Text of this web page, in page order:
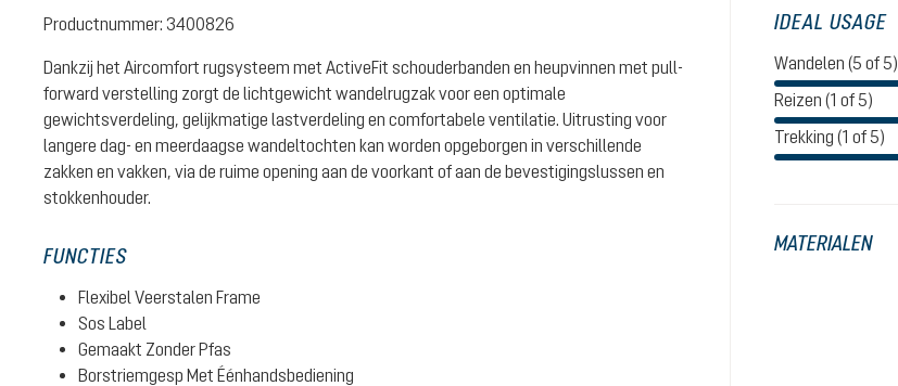
Productnummer: 3400826
Dankzij het Aircomfort rugsysteem met ActiveFit schouderbanden en heupvinnen met pull-
forward verstelling zorgt de lichtgewicht wandelrugzak voor een optimale
gewichtsverdeling, gelijkmatige lastverdeling en comfortabele ventilatie. Uitrusting voor
langere dag- en meerdaagse wandeltochten kan worden opgeborgen in verschillende
zakken en vakken, via de ruime opening aan de voorkant of aan de bevestigingslussen en
stokkenhouder.
FUNCTIES
Flexibel Veerstalen Frame
Sos Label
Gemaakt Zonder Pfas
Borstriemgesp Met Éénhandsbediening
IDEAL USAGE
Wandelen (5 of 5)
Reizen (1 of 5)
Trekking (1 of 5)
MATERIALEN